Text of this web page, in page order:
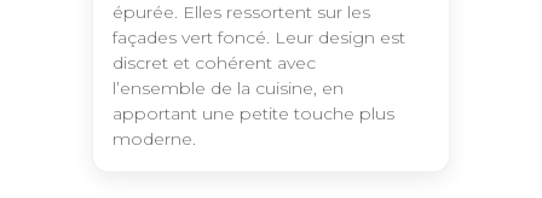
épurée. Elles ressortent sur les
façades vert foncé. Leur design est
discret et cohérent avec
l’ensemble de la cuisine, en
apportant une petite touche plus
moderne.